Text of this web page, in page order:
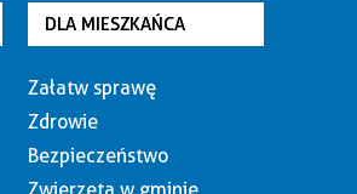
DLA MIESZKAŃCA
Załatw sprawę
Zdrowie
Bezpieczeństwo